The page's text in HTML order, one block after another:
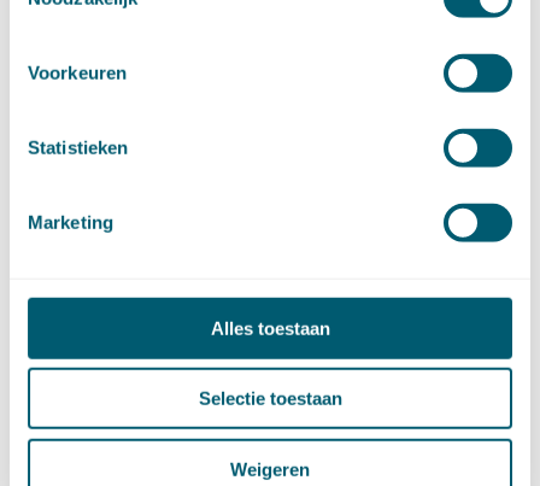
Voorkeuren
Statistieken
Marketing
Alles toestaan
Selectie toestaan
Weigeren
4.2.1 Inleidende bepalingen (artt. 4:21-4:24)
Artikel 4:22
Artikel 4:25